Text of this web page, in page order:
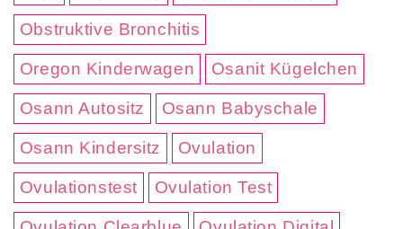
Obstruktive Bronchitis
Oregon Kinderwagen Osanit Kügelchen
Osann Autositz Osann Babyschale
Osann Kindersitz Ovulation
Ovulationstest Ovulation Test
Service
AGB & Impressum